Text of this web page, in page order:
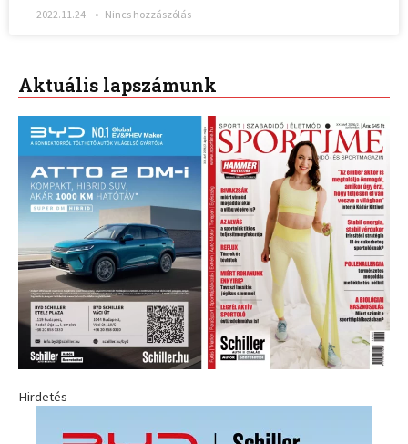
2022.11.24. Nincs hozzászólás
Aktuális lapszámunk
Hirdetés